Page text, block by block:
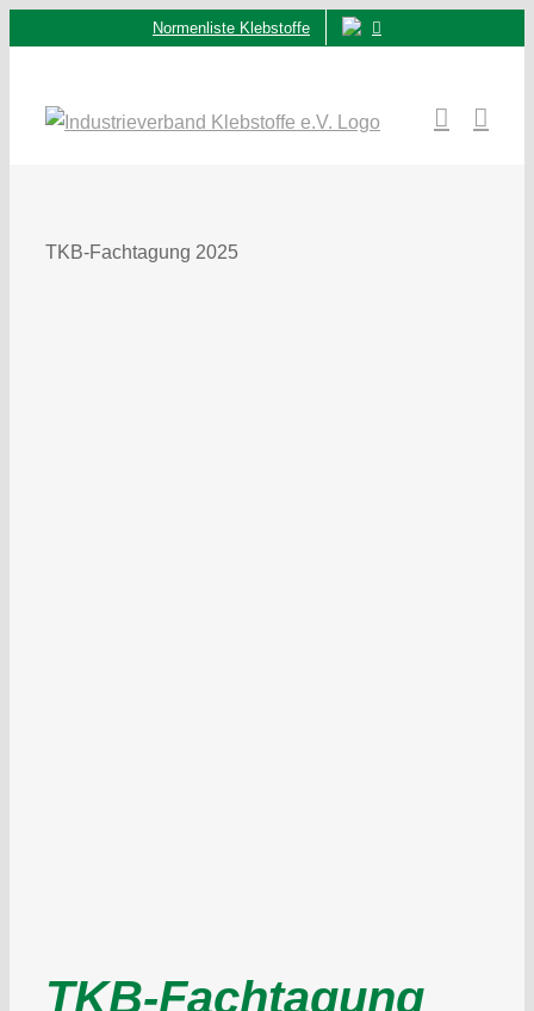
Normenliste Klebstoffe
TKB-Fachtagung 2025
TKB-Fachtagung